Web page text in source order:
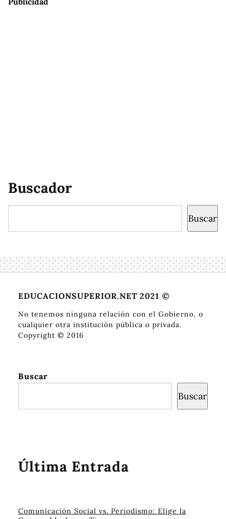
Buscador
Buscar
EDUCACIONSUPERIOR.NET 2021 ©
No tenemos ninguna relación con el Gobierno, o
cualquier otra institución pública o privada.
Copyright © 2016
Buscar
Buscar
Última Entrada
Comunicación Social vs. Periodismo: Elige la